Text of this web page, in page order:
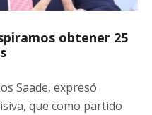
obtener 25
Saade, expresó
que como partido